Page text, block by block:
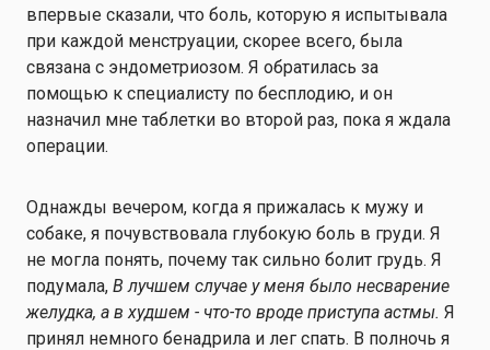
впервые сказали, что боль, которую я испытывала
при каждой менструации, скорее всего, была
связана с эндометриозом. Я обратилась за
помощью к специалисту по бесплодию, и он
назначил мне таблетки во второй раз, пока я ждала
операции.
Однажды вечером, когда я прижалась к мужу и
собаке, я почувствовала глубокую боль в груди. Я
не могла понять, почему так сильно болит грудь. Я
подумала, В лучшем случае у меня было несварение
желудка, а в худшем - что-то вроде приступа астмы. Я
принял немного бенадрила и лег спать. В полночь я